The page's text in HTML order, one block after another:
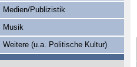
Medien/Publizistik
Musik
Weitere (u.a. Politische Kultur)